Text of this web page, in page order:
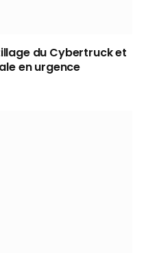
du Cybertruck et
en urgence